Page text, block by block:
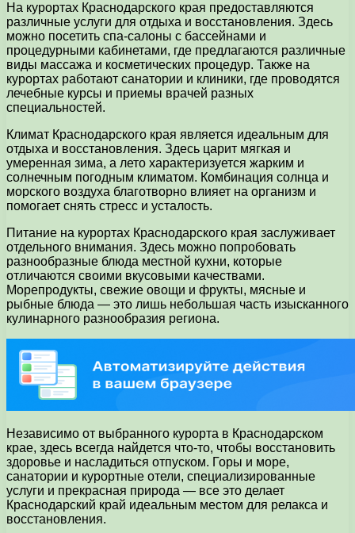
На курортах Краснодарского края предоставляются
различные услуги для отдыха и восстановления. Здесь
можно посетить спа-салоны с бассейнами и
процедурными кабинетами, где предлагаются различные
виды массажа и косметических процедур. Также на
курортах работают санатории и клиники, где проводятся
лечебные курсы и приемы врачей разных
специальностей.
Климат Краснодарского края является идеальным для
отдыха и восстановления. Здесь царит мягкая и
умеренная зима, а лето характеризуется жарким и
солнечным погодным климатом. Комбинация солнца и
морского воздуха благотворно влияет на организм и
помогает снять стресс и усталость.
Питание на курортах Краснодарского края заслуживает
отдельного внимания. Здесь можно попробовать
разнообразные блюда местной кухни, которые
отличаются своими вкусовыми качествами.
Морепродукты, свежие овощи и фрукты, мясные и
рыбные блюда — это лишь небольшая часть изысканного
кулинарного разнообразия региона.
Независимо от выбранного курорта в Краснодарском
крае, здесь всегда найдется что-то, чтобы восстановить
здоровье и насладиться отпуском. Горы и море,
санатории и курортные отели, специализированные
услуги и прекрасная природа — все это делает
Краснодарский край идеальным местом для релакса и
восстановления.